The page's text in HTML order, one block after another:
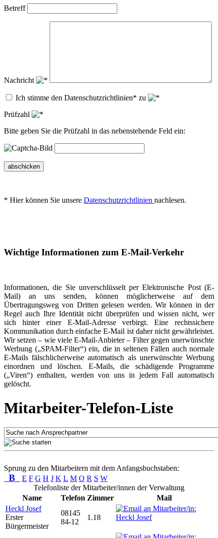
Betreff
Nachricht
Ich stimme den Datenschutzrichtlinien* zu
Prüfzahl
Bitte geben Sie die Prüfzahl in das nebenstehende Feld ein:
abschicken
* Hier können Sie unsere Datenschutzrichtlinien nachlesen.
Wichtige Informationen zum E-Mail-Verkehr
Informationen, die Sie unverschlüsselt per Elektronische Post (E-
Mail) an uns senden, können möglicherweise auf dem
Übertragungsweg von Dritten gelesen werden. Wir können in der
Regel auch Ihre Identität nicht überprüfen und wissen nicht, wer
sich hinter einer E-Mail-Adresse verbirgt. Eine rechtssichere
Kommunikation durch einfache E-Mail ist daher nicht gewährleistet.
Wir setzen – wie viele E-Mail-Anbieter – Filter gegen unerwünschte
Werbung („SPAM-Filter“) ein, die in seltenen Fällen auch normale
E-Mails fälschlicherweise automatisch als unerwünschte Werbung
einordnen und löschen. E-Mails, die schädigende Programme
(„Viren“) enthalten, werden von uns in jedem Fall automatisch
gelöscht.
Mitarbeiter-Telefon-Liste
Sprung zu den Mitarbeitern mit dem Anfangsbuchstaben:
B E F G H J K L M O R S W
Telefonliste der Mitarbeiter/innen der Verwaltung
Name
Telefon Zimmer
Mail
Heckl Josef
Erster
Bürgermeister
08145
84-12
1.18